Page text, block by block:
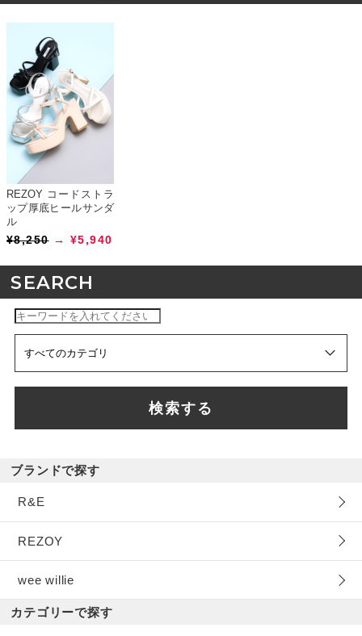
REZOY コードストラ
ップ厚底ヒールサンダ
ル
¥8,250 → ¥5,940
SEARCH
検索する
ブランドで探す
R&E
REZOY
wee willie
カテゴリーで探す